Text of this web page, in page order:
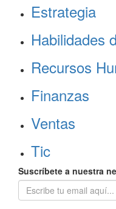
Estrategia
Habilidades
Recursos
Finanzas
Ventas
Tic
Suscríbete a nuestra